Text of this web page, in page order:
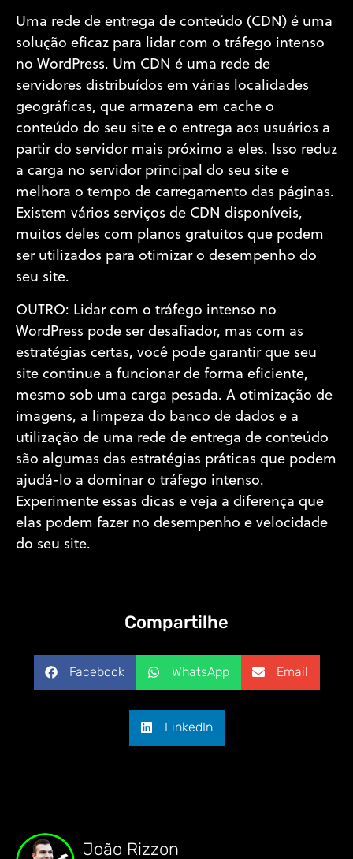
Uma rede de entrega de conteúdo (CDN) é uma
solução eficaz para lidar com o tráfego intenso
no WordPress. Um CDN é uma rede de
servidores distribuídos em várias localidades
geográficas, que armazena em cache o
conteúdo do seu site e o entrega aos usuários a
partir do servidor mais próximo a eles. Isso reduz
a carga no servidor principal do seu site e
melhora o tempo de carregamento das páginas.
Existem vários serviços de CDN disponíveis,
muitos deles com planos gratuitos que podem
ser utilizados para otimizar o desempenho do
seu site.
OUTRO: Lidar com o tráfego intenso no
WordPress pode ser desafiador, mas com as
estratégias certas, você pode garantir que seu
site continue a funcionar de forma eficiente,
mesmo sob uma carga pesada. A otimização de
imagens, a limpeza do banco de dados e a
utilização de uma rede de entrega de conteúdo
são algumas das estratégias práticas que podem
ajudá-lo a dominar o tráfego intenso.
Experimente essas dicas e veja a diferença que
elas podem fazer no desempenho e velocidade
do seu site.
Compartilhe
Facebook WhatsApp Email
LinkedIn
João Rizzon